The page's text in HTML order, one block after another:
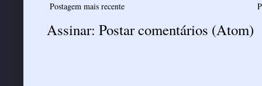
Postagem mais recente
Assinar: Postar comentários (Atom)